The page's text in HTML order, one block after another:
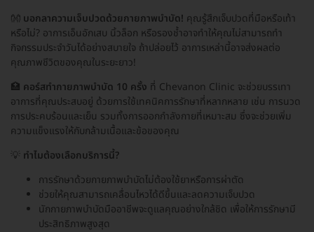
👐 บอกลาความเจ็บปวดด้วยกายภาพบำบัด! คุณรู้สึกเจ็บปวดที่มือหรือเท้า
หรือไม่? อาการเอ็นอักเสบ นิ้วล็อก หรือรองช้ำอาจทำให้คุณไม่สามารถทำ
กิจกรรมประจำวันได้อย่างสบายใจ ถ้าปล่อยไว้ อาการเหล่านี้อาจส่งผลต่อ
คุณภาพชีวิตของคุณในระยะยาว!
🏥 คอร์สทำกายภาพบำบัด 10 ครั้ง ที่ Chevanon Clinic จะช่วยบรรเทา
อาการที่คุณประสบอยู่ ด้วยการใช้เทคนิคการรักษาที่หลากหลาย เช่น การนวด
การประคบร้อนและเย็น รวมทั้งการออกกำลังกายที่เหมาะสม ซึ่งจะช่วยเพิ่ม
ความแข็งแรงให้กับกล้ามเนื้อและข้อของคุณ
💡 ทำไมต้องเลือกบริการนี้?
การรักษาด้วยกายภาพบำบัดไม่ต้องใช้ยาหรือการผ่าตัด
ช่วยให้คุณสามารถเคลื่อนไหวได้ดีขึ้นและลดความเจ็บปวด
นักกายภาพบำบัดมืออาชีพจะดูแลคุณอย่างใกล้ชิด เพื่อให้การรักษามี
ประสิทธิภาพสูงสุด